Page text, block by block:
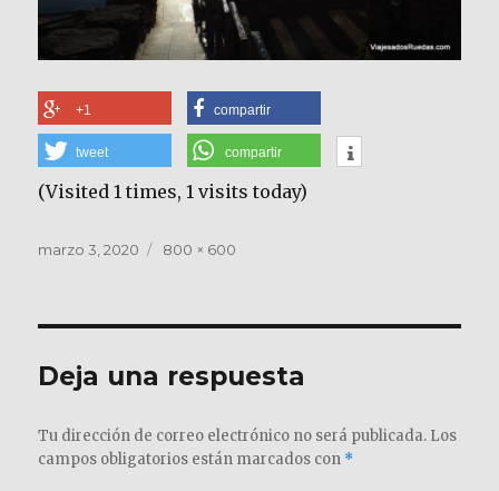
+1 compartir
tweet compartir
(Visited 1 times, 1 visits today)
Publicado
marzo 3, 2020
Tamaño
800 × 600
Deja una respuesta
Tu dirección de correo electrónico no será publicada. Los
campos obligatorios están marcados con *